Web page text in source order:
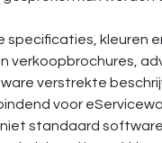
specificaties, kleuren
verkoopbrochures,
verstrekte
voor
standaard